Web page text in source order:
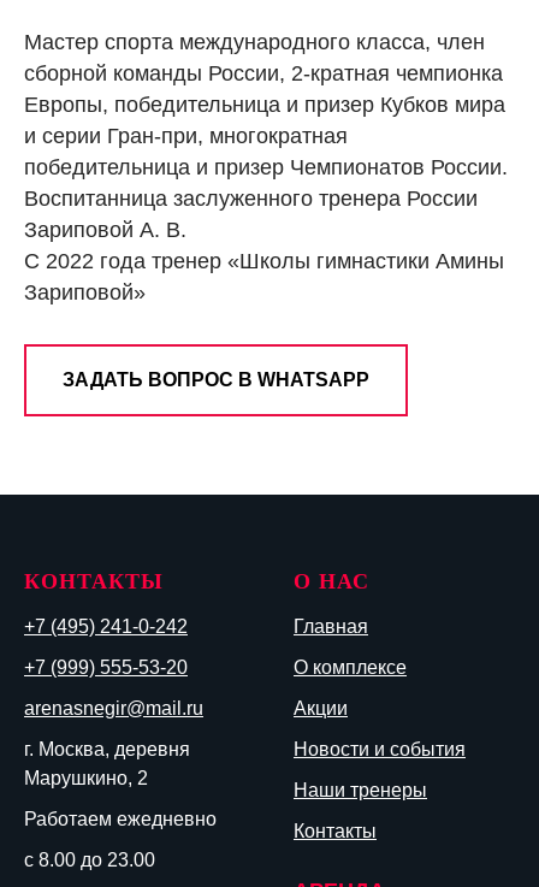
Мастер спорта международного класса, член
сборной команды России, 2-кратная чемпионка
Европы, победительница и призер Кубков мира
и серии Гран-при, многократная
победительница и призер Чемпионатов России.
Воспитанница заслуженного тренера России
Зариповой А. В.
С 2022 года тренер «Школы гимнастики Амины
Зариповой»
ЗАДАТЬ ВОПРОС В WHATSAPP
КОНТАКТЫ
+7 (495) 241-0-242
+7 (999) 555-53-20
arenasnegir@mail.ru
г. Москва, деревня
Марушкино, 2
Работаем ежедневно
с 8.00 до 23.00
О НАС
Главная
О комплексе
Акции
Новости и события
Наши тренеры
Контакты